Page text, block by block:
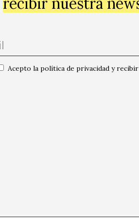
Anna
Acepto la política de privacidad y